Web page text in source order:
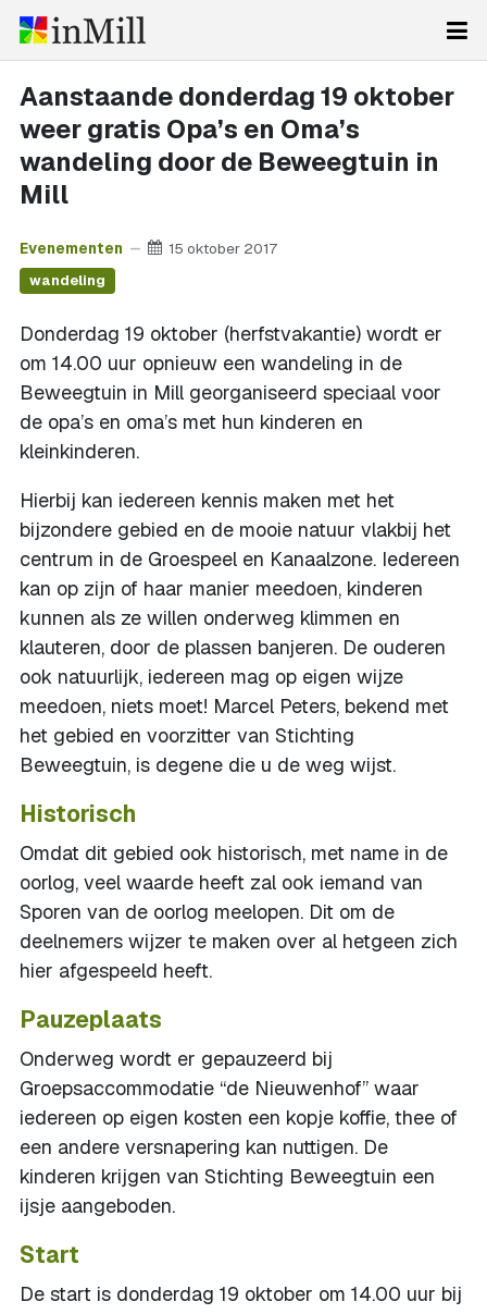
Aanstaande donderdag 19 oktober
weer gratis Opa’s en Oma’s
wandeling door de Beweegtuin in
Mill
Evenementen 15 oktober 2017
wandeling
Donderdag 19 oktober (herfstvakantie) wordt er
om 14.00 uur opnieuw een wandeling in de
Beweegtuin in Mill georganiseerd speciaal voor
de opa’s en oma’s met hun kinderen en
kleinkinderen.
Hierbij kan iedereen kennis maken met het
bijzondere gebied en de mooie natuur vlakbij het
centrum in de Groespeel en Kanaalzone. Iedereen
kan op zijn of haar manier meedoen, kinderen
kunnen als ze willen onderweg klimmen en
klauteren, door de plassen banjeren. De ouderen
ook natuurlijk, iedereen mag op eigen wijze
meedoen, niets moet! Marcel Peters, bekend met
het gebied en voorzitter van Stichting
Beweegtuin, is degene die u de weg wijst.
Historisch
Omdat dit gebied ook historisch, met name in de
oorlog, veel waarde heeft zal ook iemand van
Sporen van de oorlog meelopen. Dit om de
deelnemers wijzer te maken over al hetgeen zich
hier afgespeeld heeft.
Pauzeplaats
Onderweg wordt er gepauzeerd bij
Groepsaccommodatie “de Nieuwenhof” waar
iedereen op eigen kosten een kopje koffie, thee of
een andere versnapering kan nuttigen. De
kinderen krijgen van Stichting Beweegtuin een
ijsje aangeboden.
Start
De start is donderdag 19 oktober om 14.00 uur bij